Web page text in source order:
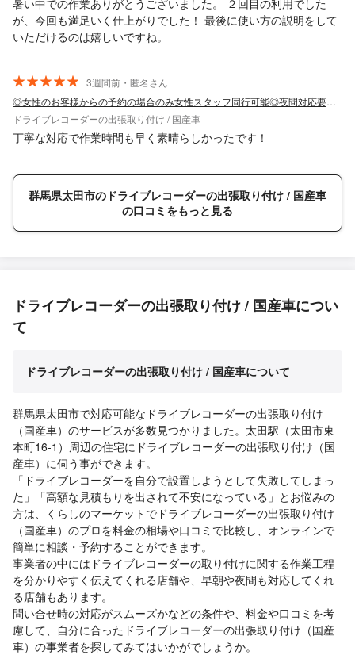
が、今回も満足いく仕上がりでした！ 最後に使い方の説明をして
いただけるのは嬉しいですね。
3週間前・匿名さん
◎女性のお客様からの予約の場合のみ女性スタッフ同行可能◎夜間対応要相談
ドライブレコーダーの出張取り付け / 国産車
丁寧な対応で作業時間も早く素晴らしかったです！
群馬県太田市のドライブレコーダーの出張取り付け / 国産車
の口コミをもっと見る
ドライブレコーダーの出張取り付け / 国産車につい
て
ドライブレコーダーの出張取り付け / 国産車について
群馬県太田市で対応可能なドライブレコーダーの出張取り付け
（国産車）のサービスが多数見つかりました。太田駅（太田市東
本町16-1）周辺の住宅にドライブレコーダーの出張取り付け（国
産車）に伺う事ができます。
「ドライブレコーダーを自分で設置しようとして失敗してしまっ
た」「高額な見積もりを出されて不安になっている」とお悩みの
方は、くらしのマーケットでドライブレコーダーの出張取り付け
（国産車）のプロを料金の相場や口コミで比較し、オンラインで
簡単に相談・予約することができます。
事業者の中にはドライブレコーダーの取り付けに関する作業工程
を分かりやすく伝えてくれる店舗や、早朝や夜間も対応してくれ
る店舗もあります。
問い合せ時の対応がスムーズかなどの条件や、料金や口コミを考
慮して、自分に合ったドライブレコーダーの出張取り付け（国産
車）の事業者を探してみてはいかがでしょうか。